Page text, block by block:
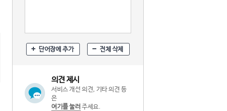
단어장에 추가 전체 삭제
의견 제시
서비스 개선 의견, 기타 의견 등
은
여기를 눌러 주세요.